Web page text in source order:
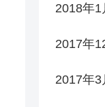
2018年1
2017年
2017年3